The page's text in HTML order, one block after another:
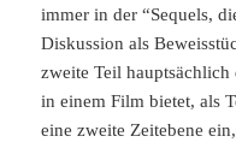
immer in der “Sequels,
Diskussion als
zweite Teil
in einem Film bietet, als
eine zweite Zeitebene